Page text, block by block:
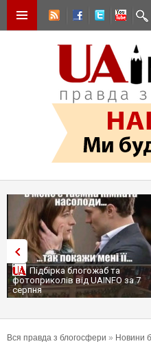
Підбірка блогожаб та
фотоприколів від UAINFO за 7
серпня
Вся правда з блогосфери » Новини